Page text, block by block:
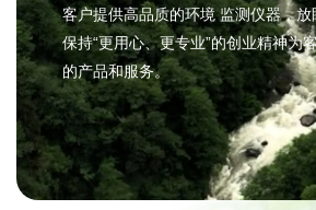
客户提供高品质的环境 监测仪器，
保持“更用心、更专业”的创业精神为
的产品和服务。